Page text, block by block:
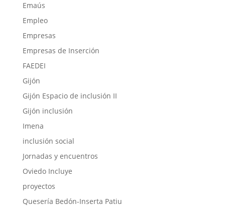
Emaús
Empleo
Empresas
Empresas de Inserción
FAEDEI
Gijón
Gijón Espacio de inclusión II
Gijón inclusión
Imena
inclusión social
Jornadas y encuentros
Oviedo Incluye
proyectos
Quesería Bedón-Inserta Patiu